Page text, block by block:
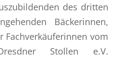
des dritten
Bäckerinnen,
Fachverkäuferinnen vom
Stollen e.V.